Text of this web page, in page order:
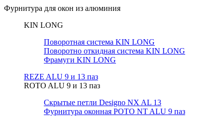
Фурнитура для окон из алюминия
KIN LONG
Поворотная система KIN LONG
Поворотно откидная система KIN LONG
Фрамуги KIN LONG
REZE ALU 9 и 13 паз
ROTO ALU 9 и 13 паз
Скрытые петли Designo NX AL 13
Фурнитура оконная РОТО NT ALU 9 паз